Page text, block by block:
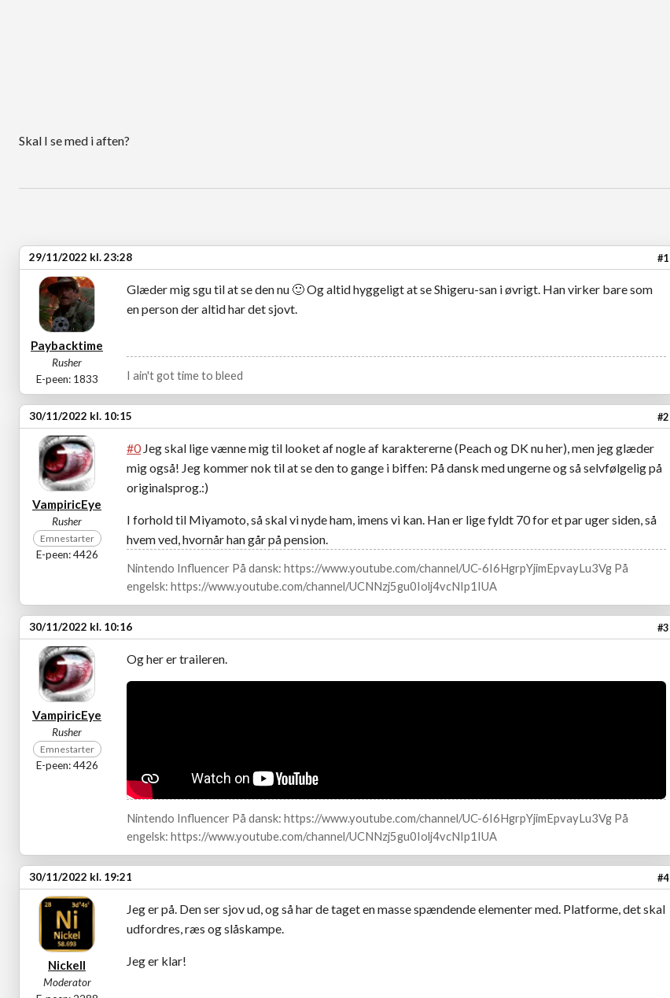
Skal I se med i aften?
29/11/2022 kl. 23:28 #1
Paybacktime
Rusher
E-peen: 1833
Glæder mig sgu til at se den nu 🙂Og altid hyggeligt at se Shigeru-san i øvrigt. Han virker bare som
en person der altid har det sjovt.
I ain't got time to bleed
30/11/2022 kl. 10:15 #2
VampiricEye
Rusher
Emnestarter
E-peen: 4426
#0Jeg skal lige vænne mig til looket af nogle af karaktererne (Peach og DK nu her), men jeg glæder
mig også! Jeg kommer nok til at se den to gange i biffen: På dansk med ungerne og så selvfølgelig på
originalsprog.:)
I forhold til Miyamoto, så skal vi nyde ham, imens vi kan. Han er lige fyldt 70 for et par uger siden, så
hvem ved, hvornår han går på pension.
Nintendo Influencer På dansk: https://www.youtube.com/channel/UC-6I6HgrpYjimEpvayLu3Vg På
engelsk: https://www.youtube.com/channel/UCNNzj5gu0Iolj4vcNIp1IUA
30/11/2022 kl. 10:16 #3
VampiricEye
Rusher
Emnestarter
E-peen: 4426
Og her er traileren.
Nintendo Influencer På dansk: https://www.youtube.com/channel/UC-6I6HgrpYjimEpvayLu3Vg På
engelsk: https://www.youtube.com/channel/UCNNzj5gu0Iolj4vcNIp1IUA
30/11/2022 kl. 19:21 #4
Nickell
Moderator
Jeg er på. Den ser sjov ud, og så har de taget en masse spændende elementer med. Platforme, det skal
udfordres, ræs og slåskampe.
Jeg er klar!